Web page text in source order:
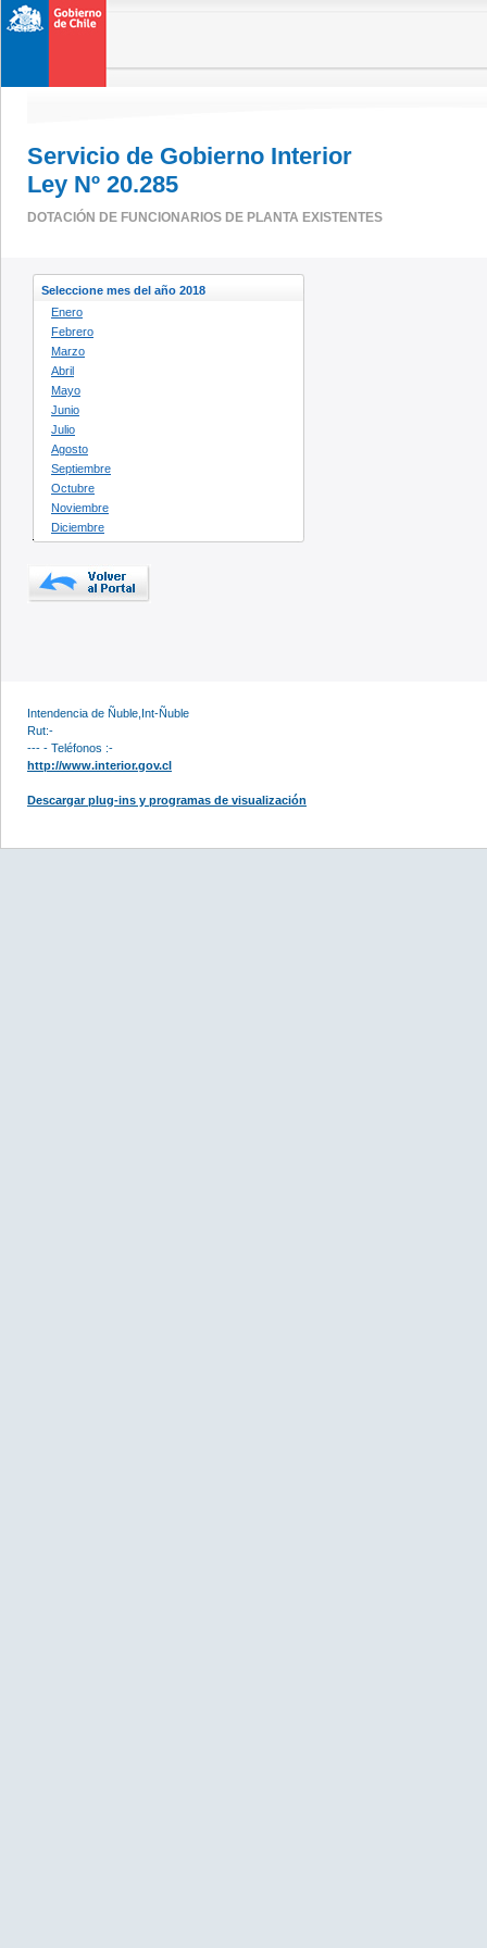
Servicio de Gobierno Interior
Ley Nº 20.285
DOTACIÓN DE FUNCIONARIOS DE PLANTA EXISTENTES
Seleccione mes del año 2018
Enero
Febrero
Marzo
Abril
Mayo
Junio
Julio
Agosto
Septiembre
Octubre
Noviembre
Diciembre
Intendencia de Ñuble,Int-Ñuble
Rut:-
--- - Teléfonos :-
http://www.interior.gov.cl
Descargar plug-ins y programas de visualización